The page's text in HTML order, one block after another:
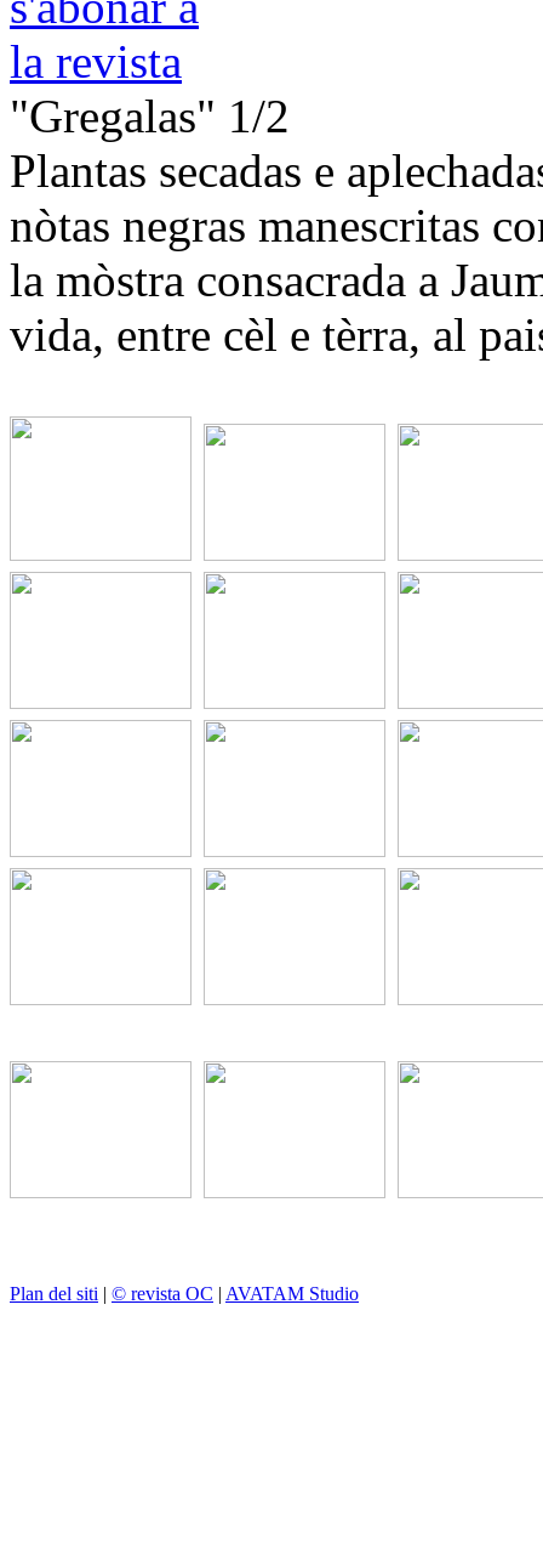
"Gregalas" 1/2
Plantas secadas e
nòtas negras manescritas
la mòstra consacrada a
vida, entre cèl e tèrra, al
Plan del siti | © revista OC | AVATAM Studio